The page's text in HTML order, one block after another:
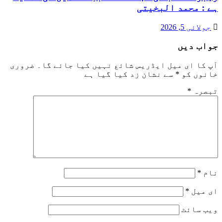
ہے : محمد البخیتی
جولائی 5, 2026
جواب دیں
آپ کا ای میل ایڈریس شائع نہیں کیا جائے گا۔
ضروری
خانوں کو * سے نشان زد کیا گیا ہے
تبصرہ *
نام *
ای میل *
ویب‌ سائٹ